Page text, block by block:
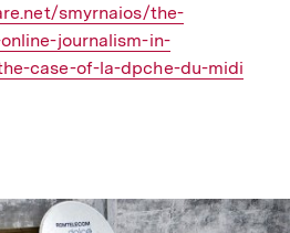
smyrnaios/the-
journalism-in-
case-of-la-dpche-du-midi